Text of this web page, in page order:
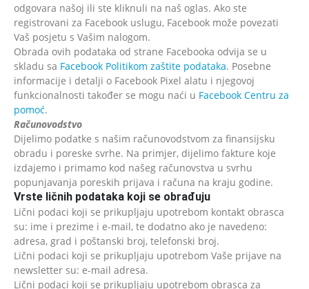
odgovara našoj ili ste kliknuli na naš oglas. Ako ste
registrovani za Facebook uslugu, Facebook može povezati
Vaš posjetu s Vašim nalogom.
Obrada ovih podataka od strane Facebooka odvija se u
skladu sa Facebook Politikom zaštite podataka. Posebne
informacije i detalji o Facebook Pixel alatu i njegovoj
funkcionalnosti također se mogu naći u Facebook Centru za
pomoć.
Računovodstvo
Dijelimo podatke s našim računovodstvom za finansijsku
obradu i poreske svrhe. Na primjer, dijelimo fakture koje
izdajemo i primamo kod našeg računovstva u svrhu
popunjavanja poreskih prijava i računa na kraju godine.
Vrste ličnih podataka koji se obrađuju
Lični podaci koji se prikupljaju upotrebom kontakt obrasca
su: ime i prezime i e-mail, te dodatno ako je navedeno:
adresa, grad i poštanski broj, telefonski broj.
Lični podaci koji se prikupljaju upotrebom Vaše prijave na
newsletter su: e-mail adresa.
Lični podaci koji se prikupljaju upotrebom obrasca za